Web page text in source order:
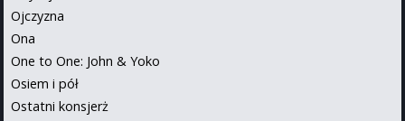
Ojczyzna
Ona
One to One: John & Yoko
Osiem i pół
Ostatni konsjerż